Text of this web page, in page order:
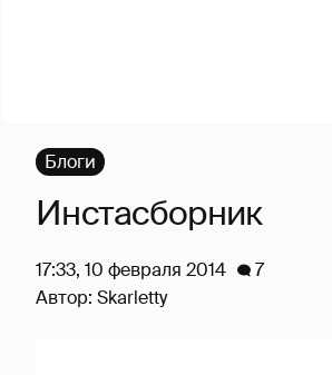
Блоги
Инстасборник
17:33, 10 февраля 2014
7
Автор: Skarletty